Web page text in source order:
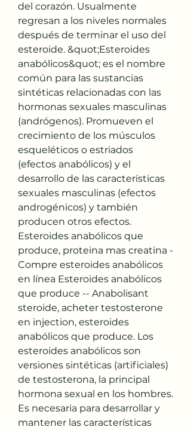
del corazón. Usualmente
regresan a los niveles normales
después de terminar el uso del
esteroide. &quot;Esteroides
anabólicos&quot; es el nombre
común para las sustancias
sintéticas relacionadas con las
hormonas sexuales masculinas
(andrógenos). Promueven el
crecimiento de los músculos
esqueléticos o estriados
(efectos anabólicos) y el
desarrollo de las características
sexuales masculinas (efectos
androgénicos) y también
producen otros efectos.
Esteroides anabólicos que
produce, proteina mas creatina -
Compre esteroides anabólicos
en línea Esteroides anabólicos
que produce -- Anabolisant
steroide, acheter testosterone
en injection, esteroides
anabólicos que produce. Los
esteroides anabólicos son
versiones sintéticas (artificiales)
de testosterona, la principal
hormona sexual en los hombres.
Es necesaria para desarrollar y
mantener las características